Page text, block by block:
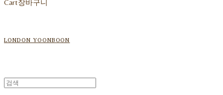
Cart장바구니
LONDON YOONBOON